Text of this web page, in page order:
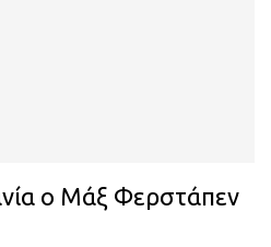
ο Μάξ Φερστάπεν